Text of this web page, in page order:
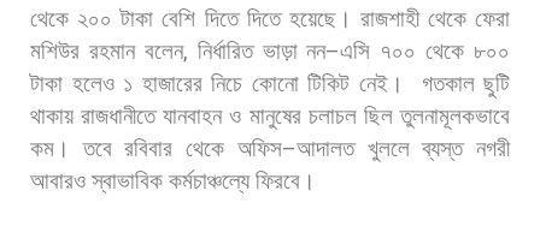
থেকে ২০০ টাকা বেশি দিতে দিতে হয়েছে। রাজশাহী থেকে ফেরা
মশিউর রহমান বলেন, নির্ধারিত ভাড়া নন–এসি ৭০০ থেকে ৮০০
টাকা হলেও ১ হাজারের নিচে কোনো টিকিট নেই। গতকাল ছুটি
থাকায় রাজধানীতে যানবাহন ও মানুষের চলাচল ছিল তুলনামূলকভাবে
কম।
তবে রবিবার থেকে অফিস–আদালত খুললে ব্যস্ত নগরী
আবারও স্বাভাবিক কর্মচাঞ্চল্যে ফিরবে।